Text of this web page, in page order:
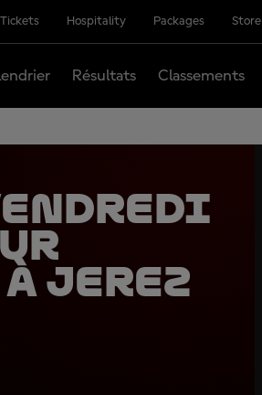
Tickets Hospitality Packages Store
Résultats Classements
Jerez